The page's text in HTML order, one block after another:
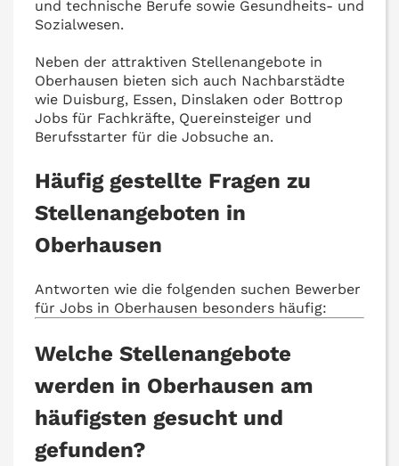
und technische Berufe sowie Gesundheits- und
Sozialwesen.
Neben der attraktiven Stellenangebote in
Oberhausen bieten sich auch Nachbarstädte
wie Duisburg, Essen, Dinslaken oder Bottrop
Jobs für Fachkräfte, Quereinsteiger und
Berufsstarter für die Jobsuche an.
Häufig gestellte Fragen zu
Stellenangeboten in
Oberhausen
Antworten wie die folgenden suchen Bewerber
für Jobs in Oberhausen besonders häufig:
Welche Stellenangebote
werden in Oberhausen am
häufigsten gesucht und
gefunden?